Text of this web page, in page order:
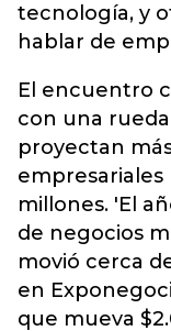
tecnología, y
hablar de
El encuentro
con una
proyectan
empresariales
millones. 'El
de negocios
movió cerca
en
que mueva